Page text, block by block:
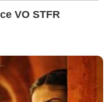
VO STFR